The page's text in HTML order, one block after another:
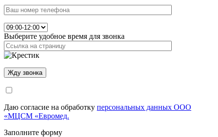
Выберите удобное время для звонка
Даю согласие на обработку персональных данных ООО
«МЦСМ «Евромед.
Заполните форму